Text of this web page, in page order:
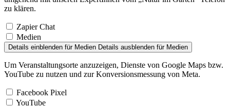
zu klären.
Zapier Chat
Medien
Details einblenden für Medien Details ausblenden für Medien
Um Veranstaltungsorte anzuzeigen, Dienste von Google Maps bzw.
YouTube zu nutzen und zur Konversionsmessung von Meta.
Facebook Pixel
YouTube